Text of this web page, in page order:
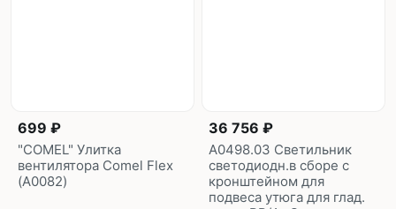
699 ₽
"COMEL" Улитка
вентилятора Cоmel Flex
(А0082)
36 756 ₽
A0498.03 Светильник
светодиодн.в сборе с
кронштейном для
подвеса утюга для глад.